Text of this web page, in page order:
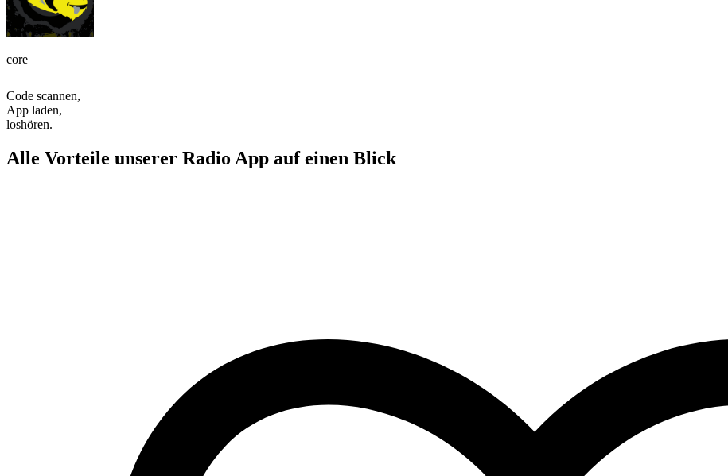
core
Code scannen,
App laden,
loshören.
Alle Vorteile unserer Radio App auf einen Blick